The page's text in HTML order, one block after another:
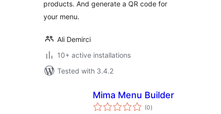
products. And generate a QR code for
your menu.
Ali Demirci
10+ active installations
Tested with 3.4.2
Mima Menu Builder
(0total
ratings
)